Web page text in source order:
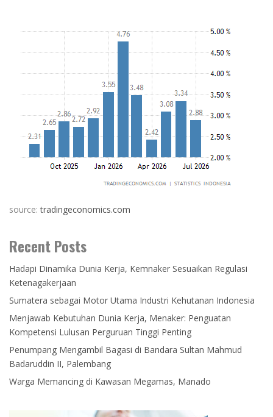
source:tradingeconomics.com
Recent Posts
Hadapi Dinamika Dunia Kerja, Kemnaker Sesuaikan Regulasi
Ketenagakerjaan
Sumatera sebagai Motor Utama Industri Kehutanan Indonesia
Menjawab Kebutuhan Dunia Kerja, Menaker: Penguatan
Kompetensi Lulusan Perguruan Tinggi Penting
Penumpang Mengambil Bagasi di Bandara Sultan Mahmud
Badaruddin II, Palembang
Warga Memancing di Kawasan Megamas, Manado